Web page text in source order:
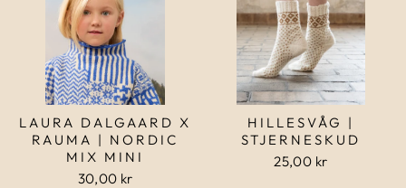
LAURA DALGAARD X
RAUMA | NORDIC
MIX MINI
30,00 kr
HILLESVÅG |
STJERNESKUD
25,00 kr